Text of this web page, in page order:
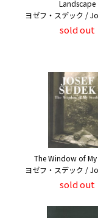
Landscape
ヨゼフ・スデック /
sold out
The Window of
ヨゼフ・スデック /
sold out